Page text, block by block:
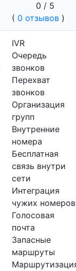
0 / 5
( 0 отзывов )
IVR
Очередь
звонков
Перехват
звонков
Организация
групп
Внутренние
номера
Бесплатная
связь внутри
сети
Интеграция
чужих номеров
Голосовая
почта
Запасные
маршруты